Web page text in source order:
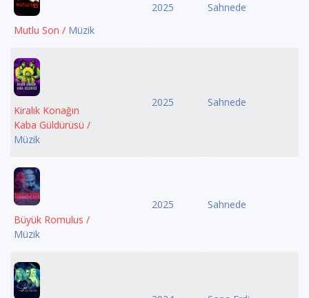
Mutlu Son / Müzik
2025 Sahnede
Kiralık Konağın
Kaba Güldürüsü /
Müzik
2025 Sahnede
Büyük Romulus /
Müzik
2025 Sahnede